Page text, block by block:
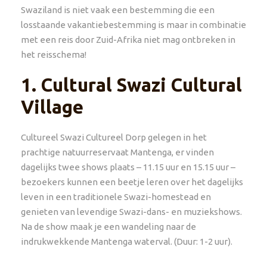
Swaziland is niet vaak een bestemming die een
losstaande vakantiebestemming is maar in combinatie
met een reis door Zuid-Afrika niet mag ontbreken in
het reisschema!
1. Cultural Swazi Cultural
Village
Cultureel Swazi Cultureel Dorp gelegen in het
prachtige natuurreservaat Mantenga, er vinden
dagelijks twee shows plaats – 11.15 uur en 15.15 uur –
bezoekers kunnen een beetje leren over het dagelijks
leven in een traditionele Swazi-homestead en
genieten van levendige Swazi-dans- en muziekshows.
Na de show maak je een wandeling naar de
indrukwekkende Mantenga waterval. (Duur: 1-2 uur).